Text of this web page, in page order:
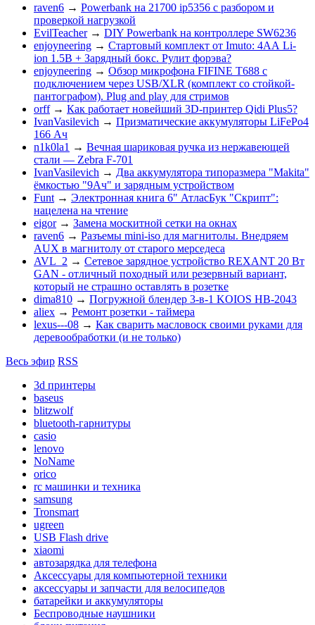
raven6 → Powerbank на 21700 ip5356 c разбором и
проверкой нагрузкой
EvilTeacher → DIY Powerbank на контроллере SW6236
enjoyneering → Стартовый комплект от Imuto: 4АА Li-
ion 1.5В + Зарядный бокс. Рулит форэва?
enjoyneering → Обзор микрофона FIFINE T688 с
подключением через USB/XLR (комплект со стойкой-
пантографом). Plug and play для стримов
orff → Как работает новейший 3D-принтер Qidi Plus5?
IvanVasilevich → Призматические аккумуляторы LiFePo4
166 Ач
n1k0la1 → Вечная шариковая ручка из нержавеющей
стали — Zebra F-701
IvanVasilevich → Два аккумулятора типоразмера "Makita"
ёмкостью "9Ач" и зарядным устройством
Funt → Электронная книга 6" АтласБук "Скрипт":
нацелена на чтение
eigor → Замена москитной сетки на окнах
raven6 → Разъемы mini-iso для магнитолы. Внедряем
AUX в магнитолу от старого мерседеса
AVL_2 → Сетевое зарядное устройство REXANT 20 Вт
GAN - отличный походный или резервный вариант,
который не страшно оставлять в розетке
dima810 → Погружной блендер 3-в-1 KOIOS HB-2043
aliex → Ремонт розетки - таймера
lexus---08 → Как сварить масловоск своими руками для
деревообработки (и не только)
Весь эфир RSS
3d принтеры
baseus
blitzwolf
bluetooth-гарнитуры
casio
lenovo
NoName
orico
rc машинки и техника
samsung
Tronsmart
ugreen
USB Flash drive
xiaomi
автозарядка для телефона
Аксессуары для компьютерной техники
аксессуары и запчасти для велосипедов
батарейки и аккумуляторы
Беспроводные наушники